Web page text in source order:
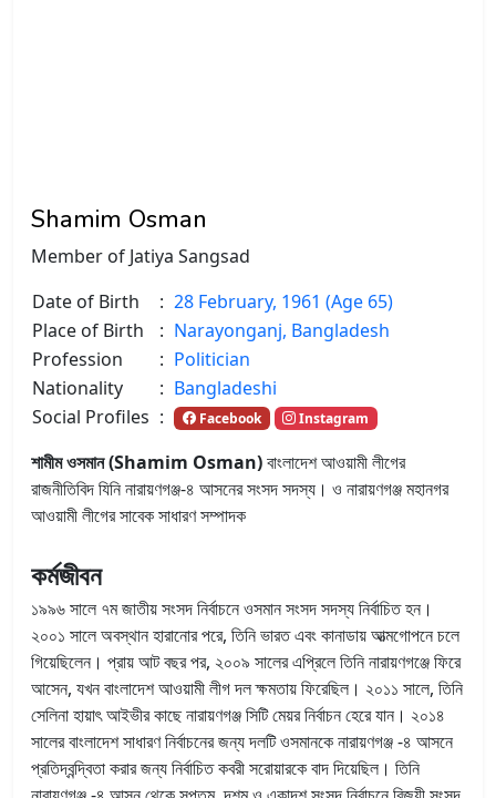
Shamim Osman
Member of Jatiya Sangsad
Date of Birth
: 28 February, 1961 (Age 65)
Place of Birth
: Narayonganj, Bangladesh
Profession
: Politician
Nationality
: Bangladeshi
Social Profiles : Facebook Instagram
শামীম ওসমান (Shamim Osman)বাংলাদেশ আওয়ামী লীগের
রাজনীতিবিদ যিনি নারায়ণগঞ্জ-৪ আসনের সংসদ সদস্য। ও নারায়ণগঞ্জ মহানগর
আওয়ামী লীগের সাবেক সাধারণ সম্পাদক
কর্মজীবন
১৯৯৬ সালে ৭ম জাতীয় সংসদ নির্বাচনে ওসমান সংসদ সদস্য নির্বাচিত হন।
২০০১ সালে অবস্থান হারানোর পরে, তিনি ভারত এবং কানাডায় আত্মগোপনে চলে
গিয়েছিলেন। প্রায় আট বছর পর, ২০০৯ সালের এপ্রিলে তিনি নারায়ণগঞ্জে ফিরে
আসেন, যখন বাংলাদেশ আওয়ামী লীগ দল ক্ষমতায় ফিরেছিল। ২০১১ সালে, তিনি
সেলিনা হায়াৎ আইভীর কাছে নারায়ণগঞ্জ সিটি মেয়র নির্বাচন হেরে যান। ২০১৪
সালের বাংলাদেশ সাধারণ নির্বাচনের জন্য দলটি ওসমানকে নারায়ণগঞ্জ -৪ আসনে
প্রতিদ্বন্দ্বিতা করার জন্য নির্বাচিত কবরী সরোয়ারকে বাদ দিয়েছিল। তিনি